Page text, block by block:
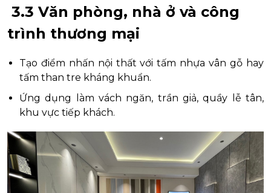
3.3 Văn phòng, nhà ở và công
trình thương mại
Tạo điểm nhấn nội thất với tấm nhựa vân gỗ hay
tấm than tre kháng khuẩn.
Ứng dụng làm vách ngăn, trần giả, quầy lễ tân,
khu vực tiếp khách.